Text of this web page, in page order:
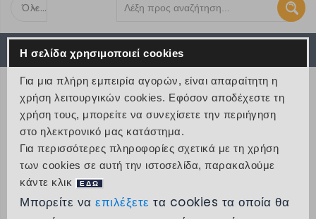
Όλες τις κατηγορίες
€ 0
MENU
ΠΡΟΪΟΝΤΑ
> Προϊόντα > Σχολείο με Στυλ
> Σχολικές Τσάντες για αγόρια
Η σελίδα χρησιμοποιεί cookies
Για μια πλήρη εμπειρία αγορών, είναι απαραίτητη η
χρήση λειτουργικών cookies. Εφόσον αποδέχεστε τη
χρήση τους, μπορείτε να συνεχίσετε την περιήγηση
στο ηλεκτρονικό μας κατάστημα.
Για περισσότερες πληροφορίες σχετικά με τη χρήση
των cookies σε αυτή την ιστοσελίδα, παρακαλούμε
κάντε κλικ
ΕΔΩ
Μπορείτε να επιλέξετετα cookies τα οποία θα